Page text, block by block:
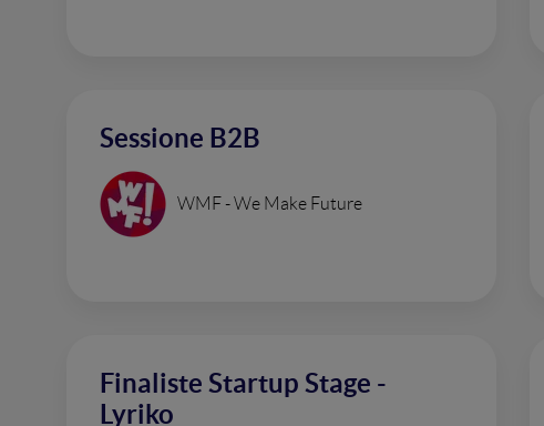
Sessione B2B
WMF - We Make Future
Finaliste Startup Stage -
Lyriko